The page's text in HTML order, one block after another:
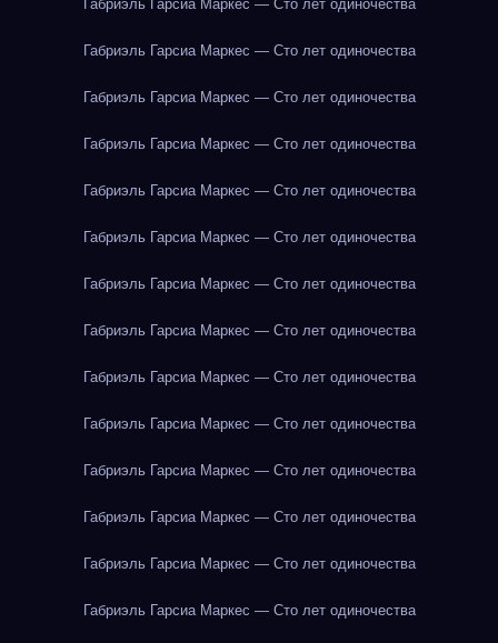
Габриэль Гарсиа Маркес — Сто лет одиночества
Габриэль Гарсиа Маркес — Сто лет одиночества
Габриэль Гарсиа Маркес — Сто лет одиночества
Габриэль Гарсиа Маркес — Сто лет одиночества
Габриэль Гарсиа Маркес — Сто лет одиночества
Габриэль Гарсиа Маркес — Сто лет одиночества
Габриэль Гарсиа Маркес — Сто лет одиночества
Габриэль Гарсиа Маркес — Сто лет одиночества
Габриэль Гарсиа Маркес — Сто лет одиночества
Габриэль Гарсиа Маркес — Сто лет одиночества
Габриэль Гарсиа Маркес — Сто лет одиночества
Габриэль Гарсиа Маркес — Сто лет одиночества
Габриэль Гарсиа Маркес — Сто лет одиночества
Габриэль Гарсиа Маркес — Сто лет одиночества